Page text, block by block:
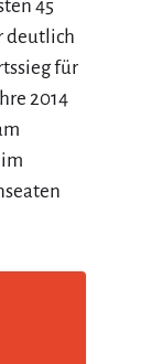
45
deutlich
für
2014